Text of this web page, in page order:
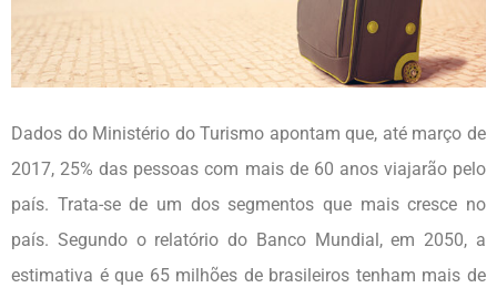
Dados do Ministério do Turismo apontam que, até março de
2017, 25% das pessoas com mais de 60 anos viajarão pelo
país. Trata-se de um dos segmentos que mais cresce no
país. Segundo o relatório do Banco Mundial, em 2050, a
estimativa é que 65 milhões de brasileiros tenham mais de